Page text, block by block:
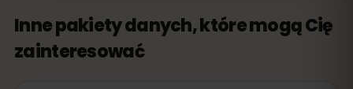
Inne pakiety danych, które mogą Cię
zainteresować